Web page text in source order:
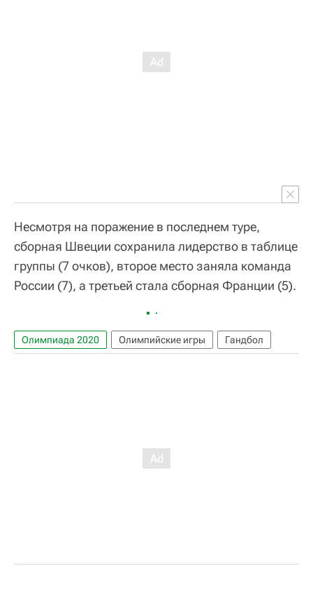
Несмотря на поражение в последнем туре,
сборная Швеции сохранила лидерство в таблице
группы (7 очков), второе место заняла команда
России (7), а третьей стала сборная Франции (5).
Олимпиада 2020 Олимпийские игры Гандбол